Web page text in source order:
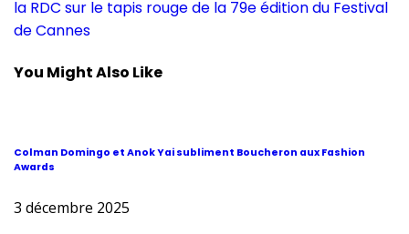
la RDC sur le tapis rouge de la 79e édition du Festival
de Cannes
You Might Also Like
Colman Domingo et Anok Yai subliment Boucheron aux Fashion
Awards
3 décembre 2025